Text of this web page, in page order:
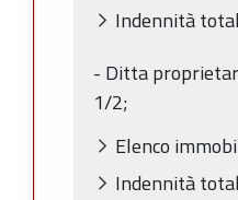
Indennità
- Ditta
1/2;
Elenco
Indennità